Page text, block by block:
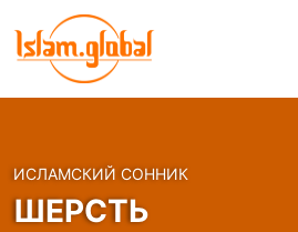
ИСЛАМСКИЙ СОННИК
ШЕРСТЬ